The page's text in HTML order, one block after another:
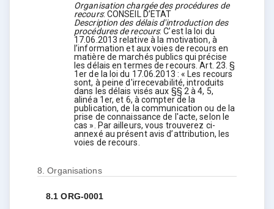
Organisation chargée des procédures de
recours: CONSEIL D’ETAT
Description des délais d'introduction des
procédures de recours:C’est la loi du
17.06.2013 relative à la motivation, à
l’information et aux voies de recours en
matière de marchés publics qui précise
les délais en termes de recours. Art. 23. §
1er de la loi du 17.06.2013 : « Les recours
sont, à peine d'irrecevabilité, introduits
dans les délais visés aux §§ 2 à 4, 5,
alinéa 1er, et 6, à compter de la
publication, de la communication ou de la
prise de connaissance de l'acte, selon le
cas ». Par ailleurs, vous trouverez ci-
annexé au présent avis d’attribution, les
voies de recours.
8.Organisations
8.1ORG-0001